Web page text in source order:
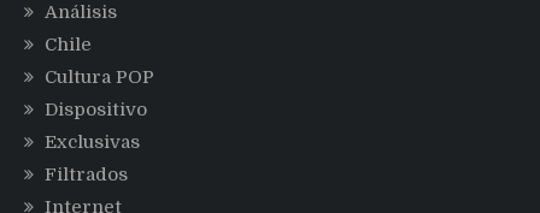
Análisis
Chile
Cultura POP
Dispositivo
Exclusivas
Filtrados
Internet